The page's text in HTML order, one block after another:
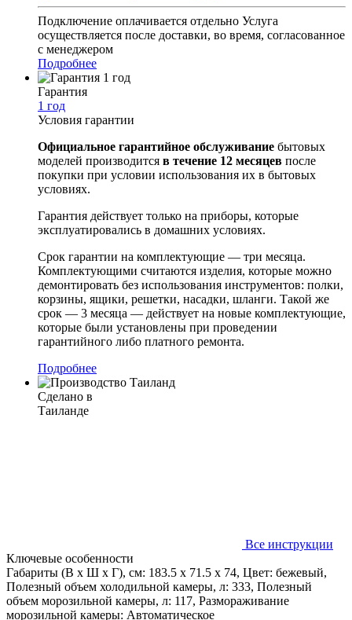
Подключение оплачивается отдельно Услуга
осуществляется после доставки, во время, согласованное
с менеджером
Подробнее
Гарантия
1 год
Условия гарантии
Официальное гарантийное обслуживание бытовых
моделей производится в течение 12 месяцев после
покупки при условии использования их в бытовых
условиях.
Гарантия действует только на приборы, которые
эксплуатировались в домашних условиях.
Срок гарантии на комплектующие — три месяца.
Комплектующими считаются изделия, которые можно
демонтировать без использования инструментов: полки,
корзины, ящики, решетки, насадки, шланги. Такой же
срок — 3 месяца — действует на новые комплектующие,
которые были установлены при проведении
гарантийного либо платного ремонта.
Подробнее
Сделано в
Таиланде
Все инструкции
Ключевые особенности
Габариты (В х Ш х Г), см: 183.5 х 71.5 х 74, Цвет: бежевый,
Полезный объем холодильной камеры, л: 333, Полезный
объем морозильной камеры, л: 117, Размораживание
морозильной камеры: Автоматическое